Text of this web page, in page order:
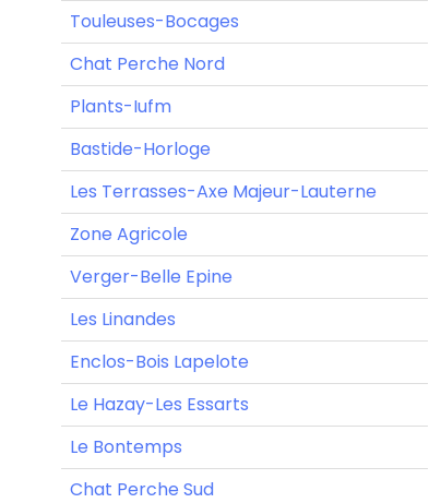
Touleuses-Bocages
Chat Perche Nord
Plants-Iufm
Bastide-Horloge
Les Terrasses-Axe Majeur-Lauterne
Zone Agricole
Verger-Belle Epine
Les Linandes
Enclos-Bois Lapelote
Le Hazay-Les Essarts
Le Bontemps
Chat Perche Sud